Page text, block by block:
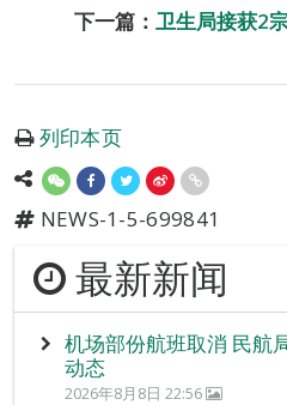
下一篇： 卫生局接获2
列印本页
NEWS-1-5-699841
最新新闻
机场部份航班取消 民航
动态
2026年8月8日 22:56